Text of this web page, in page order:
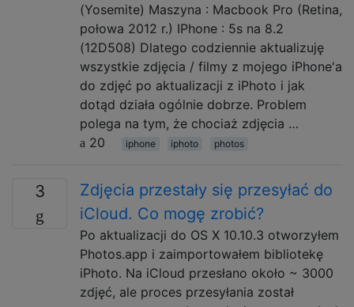
(Yosemite) Maszyna : Macbook Pro (Retina,
połowa 2012 r.) IPhone : 5s na 8.2
(12D508) Dlatego codziennie aktualizuję
wszystkie zdjęcia / filmy z mojego iPhone'a
do zdjęć po aktualizacji z iPhoto i jak
dotąd działa ogólnie dobrze. Problem
polega na tym, że chociaż zdjęcia …
20
iphone iphoto photos
3
Zdjęcia przestały się przesyłać do
iCloud. Co mogę zrobić?
Po aktualizacji do OS X 10.10.3 otworzyłem
Photos.app i zaimportowałem bibliotekę
iPhoto. Na iCloud przesłano około ~ 3000
zdjęć, ale proces przesyłania został